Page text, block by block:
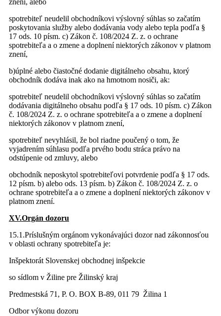
znení, alebo
spotrebiteľ neudelil obchodníkovi výslovný súhlas so začatím
poskytovania služby alebo dodávania vody alebo tepla podľa §
17 ods. 10 písm. c) Zákon č. 108/2024 Z. z. o ochrane
spotrebiteľa a o zmene a doplnení niektorých zákonov v platnom
znení,
b)úplné alebo čiastočné dodanie digitálneho obsahu, ktorý
obchodník dodáva inak ako na hmotnom nosiči, ak:
spotrebiteľ neudelil obchodníkovi výslovný súhlas so začatím
dodávania digitálneho obsahu podľa § 17 ods. 10 písm. c) Zákon
č. 108/2024 Z. z. o ochrane spotrebiteľa a o zmene a doplnení
niektorých zákonov v platnom znení,
spotrebiteľ nevyhlásil, že bol riadne poučený o tom, že
vyjadrením súhlasu podľa prvého bodu stráca právo na
odstúpenie od zmluvy, alebo
obchodník neposkytol spotrebiteľovi potvrdenie podľa § 17 ods.
12 písm. b) alebo ods. 13 písm. b) Zákon č. 108/2024 Z. z. o
ochrane spotrebiteľa a o zmene a doplnení niektorých zákonov v
platnom znení.
XV.Orgán dozoru
15.1.Príslušným orgánom vykonávajúci dozor nad zákonnosťou
v oblasti ochrany spotrebiteľa je:
Inšpektorát Slovenskej obchodnej inšpekcie
so sídlom v Žiline pre Žilinský kraj
Predmestská 71, P. O. BOX B-89, 011 79 Žilina 1
Odbor výkonu dozoru